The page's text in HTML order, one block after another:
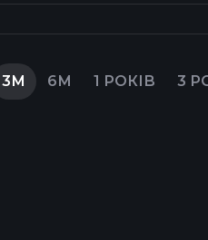
3М 6М 1 РОКІВ 3